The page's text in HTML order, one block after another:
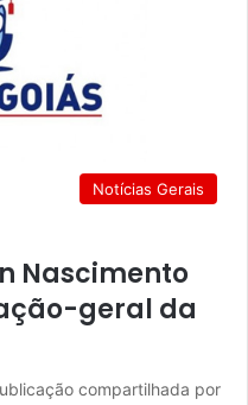
Notícias Gerais
Nascimento
geral da
compartilhada por